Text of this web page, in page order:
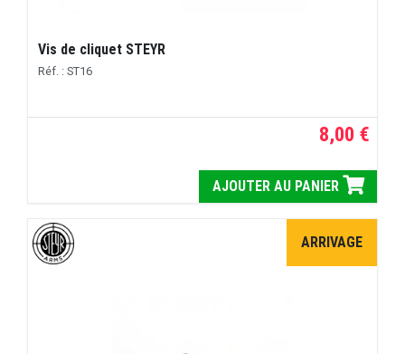
Vis de cliquet STEYR
Réf. : ST16
8,00 €
AJOUTER AU PANIER
ARRIVAGE